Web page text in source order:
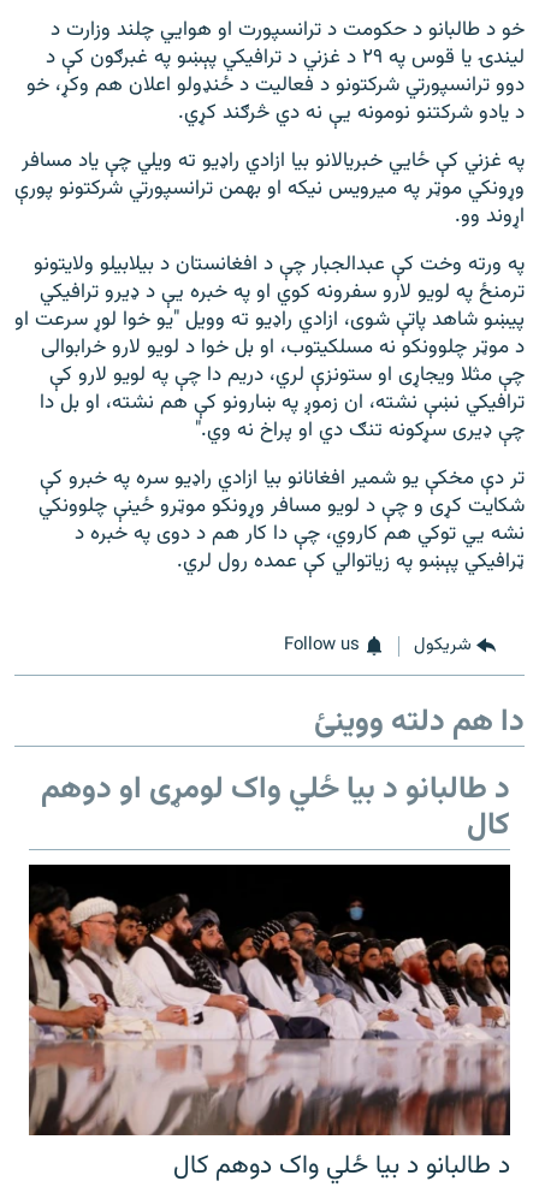
خو د طالبانو د حکومت د ترانسپورت او هوايي چلند وزارت د
لیندۍ یا قوس په ۲۹ د غزني د ترافیکي پېښو په غبرګون کې د
دوو ترانسپورتي شرکتونو د فعاليت د ځنډولو اعلان هم وکړ، خو
د یادو شرکتنو نومونه یې نه دي څرګند کړي.
په غزني کې ځايي خبریالانو بیا ازادي راډیو ته ویلي چې یاد مسافر
وړونکي موټر په میرویس نیکه او بهمن ترانسپورتي شرکتونو پورې
اړوند وو.
په ورته وخت کې عبدالجبار چې د افغانستان د بیلابیلو ولایتونو
ترمنځ په لویو لارو سفرونه کوي او په خبره یې د ډیرو ترافیکي
پيښو شاهد پاتې شوی، ازادي راډیو ته وویل "یو خوا لوړ سرعت او
د موټر چلوونکو نه مسلکیتوب، او بل خوا د لویو لارو خرابوالی
چې مثلا ویجاړی او ستونزې لري، دریم دا چې په لویو لارو کې
ترافیکي نښې نشته، ان زموږ په ښارونو کې هم نشته، او بل دا
چې ډیری سړکونه تنګ دي او پراخ نه وي."
تر دې مخکې یو شمیر افغانانو بیا ازادي راډيو سره په خبرو کې
شکایت کړی و چې د لویو مسافر وړونکو موټرو ځینې چلوونکي
نشه يي توکي هم کاروي، چې دا کار هم د دوی په خبره د
ټرافیکي پېښو په زیاتوالي کې عمده رول لري.
شريکول Follow us
دا هم دلته ووینئ
د طالبانو د بیا ځلي واک لومړی او دوهم
کال
د طالبانو د بیا ځلي واک دوهم کال